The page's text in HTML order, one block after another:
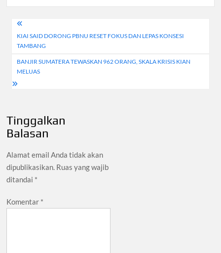
Navigasi
pos
KIAI SAID DORONG PBNU RESET FOKUS DAN LEPAS KONSESI
TAMBANG
BANJIR SUMATERA TEWASKAN 962 ORANG, SKALA KRISIS KIAN
MELUAS
Tinggalkan
Balasan
Alamat email Anda tidak akan
dipublikasikan. Ruas yang wajib
ditandai *
Komentar *